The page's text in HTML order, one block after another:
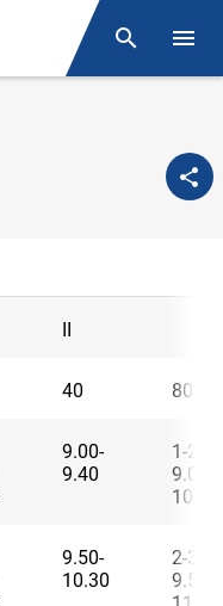
Otsing
II
40 80
9.00-
9.40
1-2
9.00-
10.20
9.50-
10.30
2-3
9.50-